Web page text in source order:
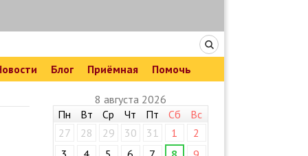
Блог Приёмная
Помочь
8 августа 2026
Пн
Вт Ср Чт Пт Сб
Вс
27
28 29 30 31 1
2